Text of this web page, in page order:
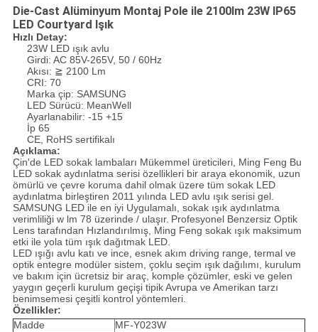
Die-Cast Alüminyum Montaj Pole ile 2100lm 23W IP65
LED Courtyard Işık
Hızlı Detay:
23W LED ışık avlu
Girdi: AC 85V-265V, 50 / 60Hz
Akısı: ≧ 2100 Lm
CRI: 70
Marka çip: SAMSUNG
LED Sürücü: MeanWell
Ayarlanabilir: -15 +15
İp 65
CE, RoHS sertifikalı
Açıklama:
Çin'de LED sokak lambaları Mükemmel üreticileri, Ming Feng Bu
LED sokak aydınlatma serisi özellikleri bir araya ekonomik, uzun
ömürlü ve çevre koruma dahil olmak üzere tüm sokak LED
aydınlatma birleştiren 2011 yılında LED avlu ışık serisi gel.
SAMSUNG LED ile en iyi Uygulamalı, sokak ışık aydınlatma
verimliliği w lm 78 üzerinde / ulaşır. Profesyonel Benzersiz Optik
Lens tarafından Hızlandırılmış, Ming Feng sokak ışık maksimum
etki ile yola tüm ışık dağıtmak LED.
LED ışığı avlu katı ve ince, esnek akım driving range, termal ve
optik entegre modüler sistem, çoklu seçim ışık dağılımı, kurulum
ve bakım için ücretsiz bir araç, komple çözümler, eski ve gelen
yaygın geçerli kurulum geçişi tipik Avrupa ve Amerikan tarzı
benimsemesi çeşitli kontrol yöntemleri.
Özellikler:
Madde
MF-Y023W